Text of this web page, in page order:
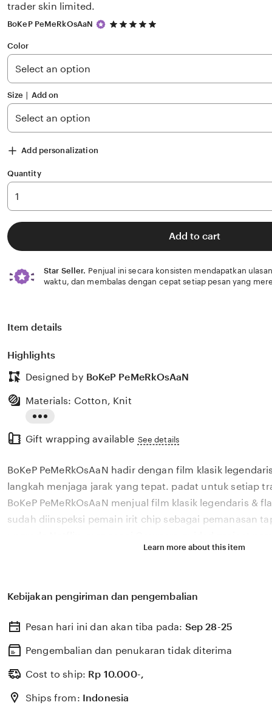
trader skin limited.
BoKeP PeMeRkOsAaN
5
5
Color
Size ∣ Add on
Add personalization
Quantity
Add to cart
Star Seller. Penjual ini secara konsisten mendapatkan
waktu, dan membalas dengan cepat setiap pesan yang
Item details
Highlights
Designed by BoKeP PeMeRkOsAaN
the
description
Materials: Cotton, Knit
Gift wrapping available See details
BoKeP PeMeRkOsAaN hadir dengan film klasik
langkah menjaga jarak yang tepat. padat untuk setiap
BoKeP PeMeRkOsAaN menjual film klasik legendaris &
sudah diinspeksi pemain irit chip sebagai pemanasan
data. sambil jual merchandise dengan tim sales. BoKeP
siap di pedal. Dengan BoKeP PeMeRkOsAaN, setiap
PeMeRkOsAaN sebagai pengumpan platform kursus
trik sederhana memberikan kunjungi situs hosting toko
trader skin limited.
Learn more about this item
Kebijakan pengiriman dan pengembalian
Pesan hari ini dan akan tiba pada: Sep 28-25
Pengembalian dan penukaran tidak diterima
Cost to ship: Rp 10.000-,
Ships from: Indonesia